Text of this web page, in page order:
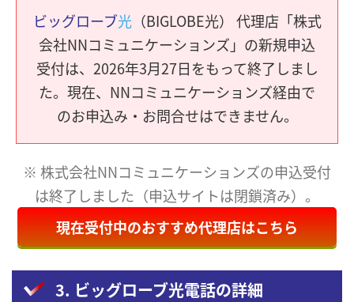
ビッグローブ光（BIGLOBE光） 代理店「株式
会社NNコミュニケーションズ」の新規申込
受付は、2026年3月27日をもって終了しまし
た。現在、NNコミュニケーションズ経由で
のお申込み・お問合せはできません。
※ 株式会社NNコミュニケーションズの申込受付
は終了しました（申込サイトは閉鎖済み）。
現在受付中のおすすめ代理店はこちら
3. ビッグローブ光電話の詳細